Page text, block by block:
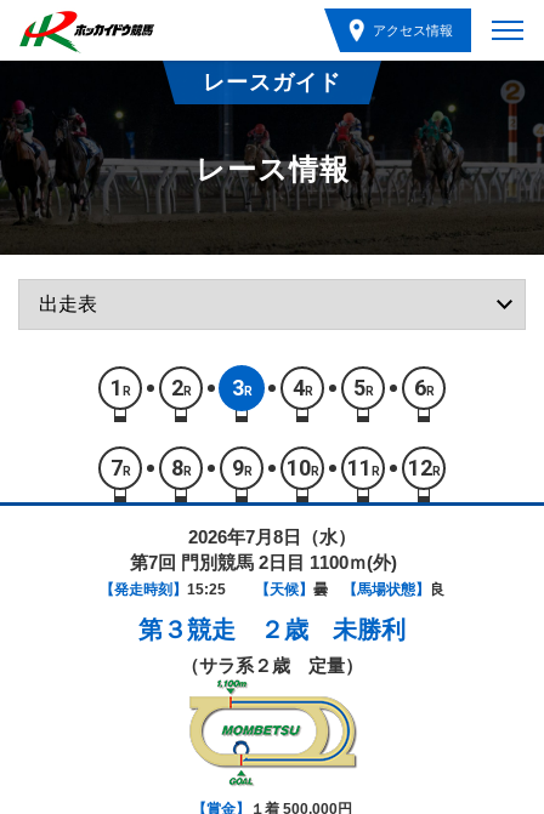
アクセス情報
レースガイド
レース情報
1 R 2R 3R 4R 5R 6R
7 R 8R 9R 10R 11 R 12R
2026年7月8日（水）
第7回 門別競馬 2日目 1100ｍ(外)
【発走時刻】 15:25 【天候】 曇 【馬場状態】 良
第３競走 ２歳 未勝利
（サラ系２歳 定量）
【賞金】
１着 500,000円